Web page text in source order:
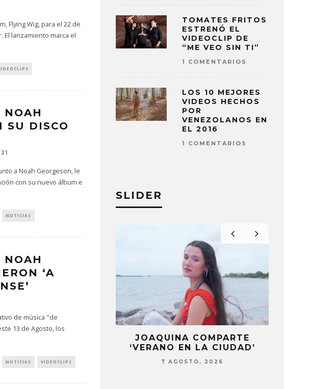
Flying Wig, para el 22 de
El lanzamiento marca el
NOAH
SU DISCO
a Noah Georgeson, le
con su nuevo álbum e
NOTICIAS
NOAH
‘A
de música "de
13 de Agosto, los
NOTICIAS VIDEOCLIPS
TOMATES FRITOS
ESTRENÓ EL
VIDEOCLIP DE
“ME VEO SIN TI”
1 COMENTARIOS
LOS 10 MEJORES
VIDEOS HECHOS
POR
VENEZOLANOS EN
EL 2016
1 COMENTARIOS
SLIDER
JOAQUINA COMPARTE
‘VERANO EN LA CIUDAD’
7 AGOSTO, 2026